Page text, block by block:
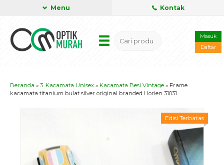
Menu Kontak
Masuk
Daftar
Beranda » 3. Kacamata Unisex » Kacamata Besi Vintage » Frame
kacamata titanium bulat silver original branded Horien 31031
Edisi Terbatas